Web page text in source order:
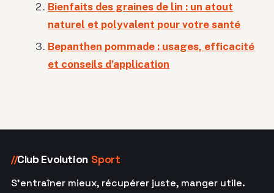
Bienfaits des graines de lin : un atout
naturel et polyvalent pour votre santé
Bepanthen pommade : usages, efficacité
et conseils d’application
//Club Evolution Sport
S'entraîner mieux, récupérer juste, manger utile.